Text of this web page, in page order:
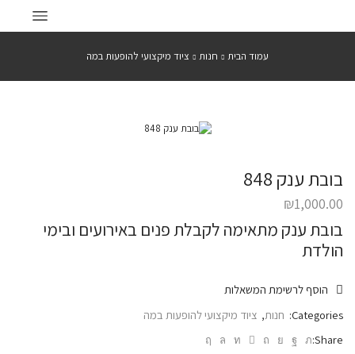
עמוד הבית חנות ציוד מיקצועי להופעות במה
בובת ענק 848
₪1,000.00
בובת ענק מתאימה לקבלת פנים באירועים ובימי
הולדת
הוסף לרשימת המשאלות
Categories: חנות, ציוד מיקצועי להופעות במה
Share: